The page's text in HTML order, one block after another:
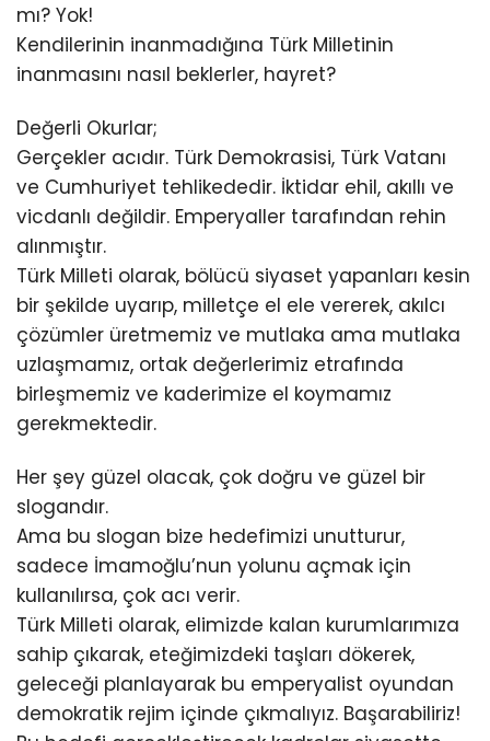
mı? Yok!
Kendilerinin inanmadığına Türk Milletinin
inanmasını nasıl beklerler, hayret?
Değerli Okurlar;
Gerçekler acıdır. Türk Demokrasisi, Türk Vatanı
ve Cumhuriyet tehlikededir. İktidar ehil, akıllı ve
vicdanlı değildir. Emperyaller tarafından rehin
alınmıştır.
Türk Milleti olarak, bölücü siyaset yapanları kesin
bir şekilde uyarıp, milletçe el ele vererek, akılcı
çözümler üretmemiz ve mutlaka ama mutlaka
uzlaşmamız, ortak değerlerimiz etrafında
birleşmemiz ve kaderimize el koymamız
gerekmektedir.
Her şey güzel olacak, çok doğru ve güzel bir
slogandır.
Ama bu slogan bize hedefimizi unutturur,
sadece İmamoğlu’nun yolunu açmak için
kullanılırsa, çok acı verir.
Türk Milleti olarak, elimizde kalan kurumlarımıza
sahip çıkarak, eteğimizdeki taşları dökerek,
geleceği planlayarak bu emperyalist oyundan
demokratik rejim içinde çıkmalıyız. Başarabiliriz!